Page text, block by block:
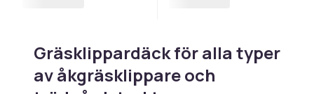
Gräsklippardäck för alla typer
av åkgräsklippare och